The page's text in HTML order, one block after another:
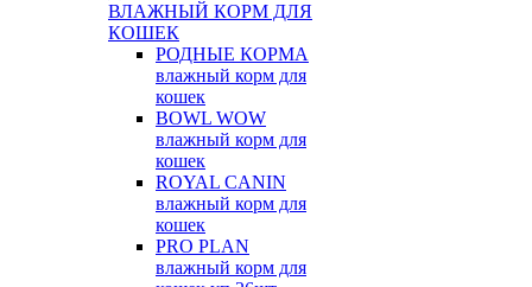
ВЛАЖНЫЙ КОРМ ДЛЯ
КОШЕК
РОДНЫЕ КОРМА
влажный корм для
кошек
BOWL WOW
влажный корм для
кошек
ROYAL CANIN
влажный корм для
кошек
PRO PLAN
влажный корм для